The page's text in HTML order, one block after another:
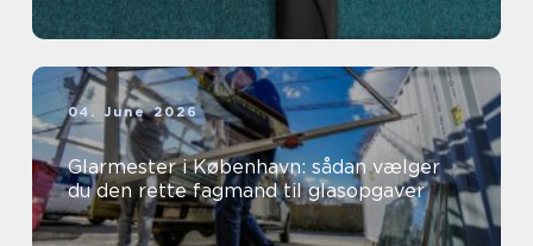
04. June 2026
Glarmester i København: sådan vælger
du den rette fagmand til glasopgaver